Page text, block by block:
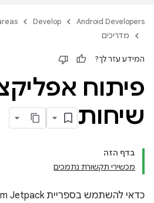
Android Developers
Develop
מדריכים
המידע עזר לך?
פיתוח
שיחות
בדף הזה
מכשירי תקשורת נתמכים